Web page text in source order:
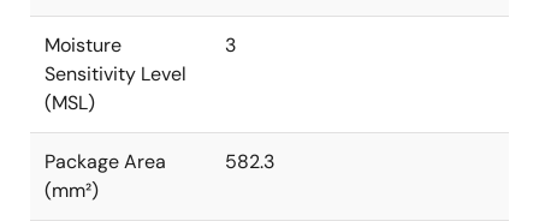
Moisture
Sensitivity Level
(MSL)
3
Package Area
(mm²)
582.3